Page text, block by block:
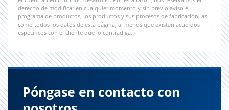
derecho de modificar en cualquier momento y sin previo aviso el
programa de productos, los productos y sus procesos de fabricación, así
como todos los datos de esta página, al menos que existan acuerdos
específicos con el cliente que lo contradiga.
Póngase en contacto con